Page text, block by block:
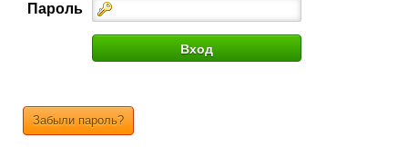
Пароль
Забыли пароль?